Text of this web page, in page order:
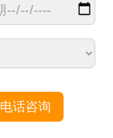
电话咨询